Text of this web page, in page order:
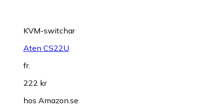
KVM-switchar
Aten CS22U
fr.
222 kr
hos Amazon.se